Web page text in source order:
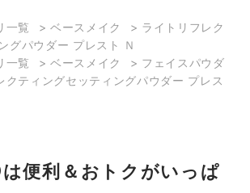
来の美
いま
グクレ
、 まさ
までや
リップスティック 高発色
+高い持続力💫 1本でオシ
ャレに仕上がるカラー
トリフレクティングセッ
一覧 >ベースメイク > ライトリフレク
グパウダー プレスト Ｎ
一覧 >ベースメイク > フェイスパウダ
クティングセッティングパウダー プレス
は便利＆おトクがいっぱ